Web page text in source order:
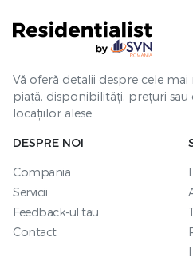
Vă oferă detalii despre cele
piață, disponibilități, prețuri
locațiilor alese.
DESPRE NOI
Compania
Servicii
Feedback-ul tau
Contact